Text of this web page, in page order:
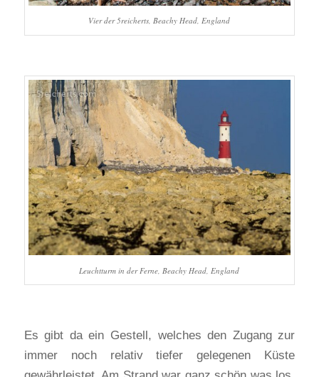
Vier der 5reicherts, Beachy Head, England
Leuchtturm in der Ferne, Beachy Head, England
Es gibt da ein Gestell, welches den Zugang zur
immer noch relativ tiefer gelegenen Küste